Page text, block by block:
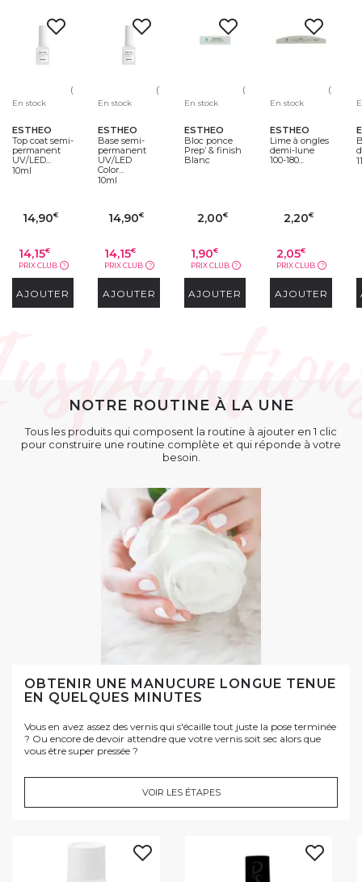
(5)
En stock
ESTHEO
Top coat semi-
permanent
UV/LED...
10ml
14,90€
14,15€
PRIX CLUB ?
AJOUTER
(1)
En stock
ESTHEO
Base semi-
permanent
UV/LED
Color...
10ml
14,90€
14,15€
PRIX CLUB ?
AJOUTER
(30)
En stock
ESTHEO
Bloc ponce
Prep’ & finish
Blanc
2,00€
1,90€
PRIX CLUB ?
AJOUTER
(23)
En stock
ESTHEO
Lime à ongles
demi-lune
100-180...
2,20€
2,05€
PRIX CLUB ?
AJOUTER
NOTRE ROUTINE À LA UNE
Tous les produits qui composent la routine à ajouter en 1 clic
pour construire une routine complète et qui réponde à votre
besoin.
OBTENIR UNE MANUCURE LONGUE TENUE
EN QUELQUES MINUTES
Vous en avez assez des vernis qui s'écaille tout juste la pose terminée
? Ou encore de devoir attendre que votre vernis soit sec alors que
vous être super pressée ?
VOIR LES ÉTAPES